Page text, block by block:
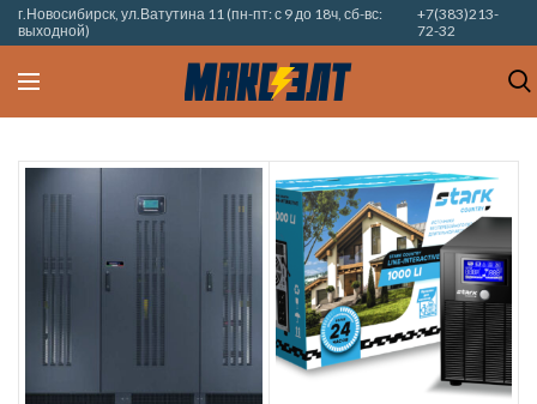
г.Новосибирск, ул.Ватутина 11 (пн-пт: с 9 до 18ч, сб-вс:
выходной)
+7(383)213-
72-32